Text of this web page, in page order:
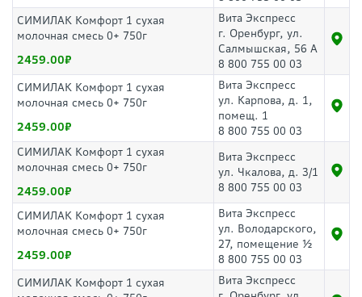
СИМИЛАК Комфорт 1 сухая
молочная смесь 0+ 750г
2459.00
Вита Экспресс
г. Оренбург, ул.
Салмышская, 56 А
8 800 755 00 03
СИМИЛАК Комфорт 1 сухая
молочная смесь 0+ 750г
2459.00
Вита Экспресс
ул. Карпова, д. 1,
помещ. 1
8 800 755 00 03
СИМИЛАК Комфорт 1 сухая
молочная смесь 0+ 750г
2459.00
Вита Экспресс
ул. Чкалова, д. 3/1
8 800 755 00 03
СИМИЛАК Комфорт 1 сухая
молочная смесь 0+ 750г
2459.00
Вита Экспресс
ул. Володарского,
27, помещение ½
8 800 755 00 03
СИМИЛАК Комфорт 1 сухая
Вита Экспресс